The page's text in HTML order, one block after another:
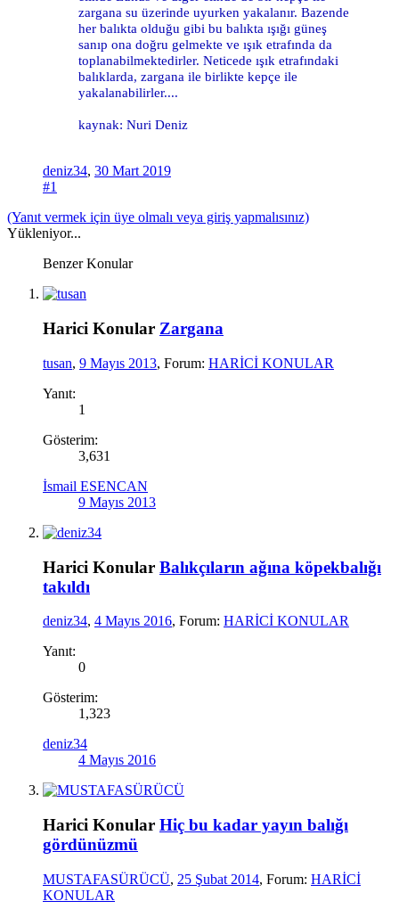
zargana su üzerinde uyurken yakalanır. Bazende
her balıkta olduğu gibi bu balıkta ışığı güneş
sanıp ona doğru gelmekte ve ışık etrafında da
toplanabilmektedirler. Neticede ışık etrafındaki
balıklarda, zargana ile birlikte kepçe ile
yakalanabilirler....
kaynak: Nuri Deniz
deniz34, 30 Mart 2019
#1
(Yanıt vermek için üye olmalı veya giriş yapmalısınız)
Yükleniyor...
Benzer Konular
Harici Konular Zargana
tusan, 9 Mayıs 2013, Forum: HARİCİ KONULAR
Yanıt:
1
Gösterim:
3,631
İsmail ESENCAN
9 Mayıs 2013
Harici Konular Balıkçıların ağına köpekbalığı
takıldı
deniz34, 4 Mayıs 2016, Forum: HARİCİ KONULAR
Yanıt:
0
Gösterim:
1,323
deniz34
4 Mayıs 2016
Harici Konular Hiç bu kadar yayın balığı
gördünüzmü
MUSTAFASÜRÜCÜ, 25 Şubat 2014, Forum: HARİCİ
KONULAR